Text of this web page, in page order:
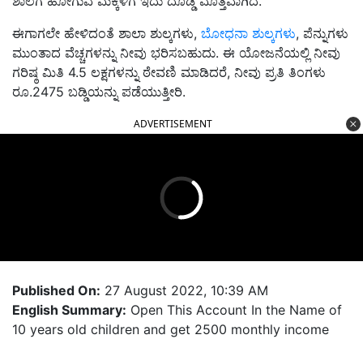
ಈಗಾಗಲೇ ಹೇಳಿದಂತೆ ಶಾಲಾ ಶುಲ್ಕಗಳು, ಬೋಧನಾ ಶುಲ್ಕಗಳು, ಪೆನ್ನುಗಳು
ಮುಂತಾದ ವೆಚ್ಚಗಳನ್ನು ನೀವು ಭರಿಸಬಹುದು. ಈ ಯೋಜನೆಯಲ್ಲಿ ನೀವು
ಗರಿಷ್ಠ ಮಿತಿ 4.5 ಲಕ್ಷಗಳನ್ನು ಠೇವಣಿ ಮಾಡಿದರೆ, ನೀವು ಪ್ರತಿ ತಿಂಗಳು
ರೂ.2475 ಬಡ್ಡಿಯನ್ನು ಪಡೆಯುತ್ತೀರಿ.
ADVERTISEMENT
Published On: 27 August 2022, 10:39 AM
English Summary: Open This Account In the Name of
10 years old children and get 2500 monthly income